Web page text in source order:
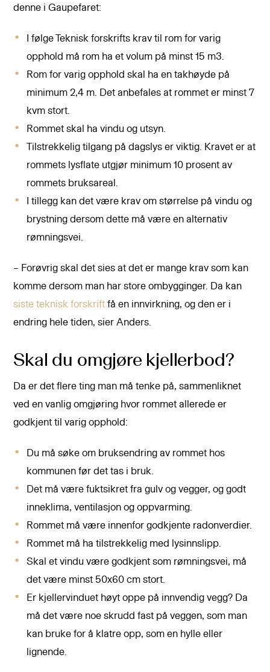
denne i Gaupefaret:
I følge Teknisk forskrifts krav til rom for varig
opphold må rom ha et volum på minst 15 m3.
Rom for varig opphold skal ha en takhøyde på
minimum 2,4 m. Det anbefales at rommet er minst 7
kvm stort.
Rommet skal ha vindu og utsyn.
Tilstrekkelig tilgang på dagslys er viktig. Kravet er at
rommets lysflate utgjør minimum 10 prosent av
rommets bruksareal.
I tillegg kan det være krav om størrelse på vindu og
brystning dersom dette må være en alternativ
rømningsvei.
– Forøvrig skal det sies at det er mange krav som kan
komme dersom man har store ombygginger. Da kan
siste teknisk forskrift få en innvirkning, og den er i
endring hele tiden, sier Anders.
Skal du omgjøre kjellerbod?
Da er det flere ting man må tenke på, sammenliknet
ved en vanlig omgjøring hvor rommet allerede er
godkjent til varig opphold:
Du må søke om bruksendring av rommet hos
kommunen før det tas i bruk.
Det må være fuktsikret fra gulv og vegger, og godt
inneklima, ventilasjon og oppvarming.
Rommet må være innenfor godkjente radonverdier.
Rommet må ha tilstrekkelig med lysinnslipp.
Skal et vindu være godkjent som rømningsvei, må
det være minst 50x60 cm stort.
Er kjellervinduet høyt oppe på innvendig vegg? Da
må det være noe skrudd fast på veggen, som man
kan bruke for å klatre opp, som en hylle eller
lignende.